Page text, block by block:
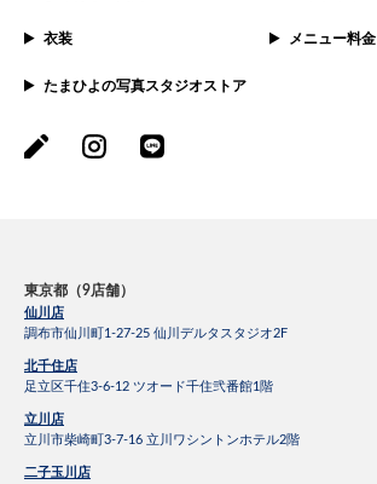
衣装 メニュー料金
たまひよの写真スタジオストア
東京都（9店舗）
仙川店
調布市仙川町1-27-25 仙川デルタスタジオ2F
北千住店
足立区千住3-6-12 ツオード千住弐番館1階
立川店
立川市柴崎町3-7-16 立川ワシントンホテル2階
二子玉川店